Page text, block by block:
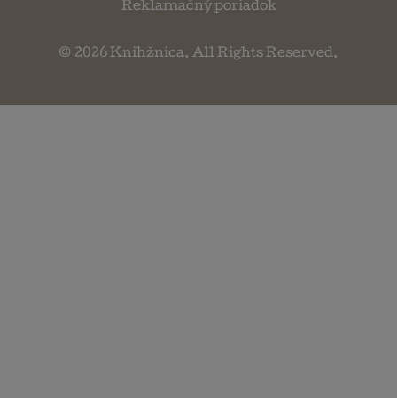
Reklamačný poriadok
© 2026 Knihžnica. All Rights Reserved.